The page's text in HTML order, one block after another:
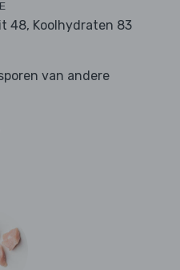
48, Koolhydraten 83
van andere